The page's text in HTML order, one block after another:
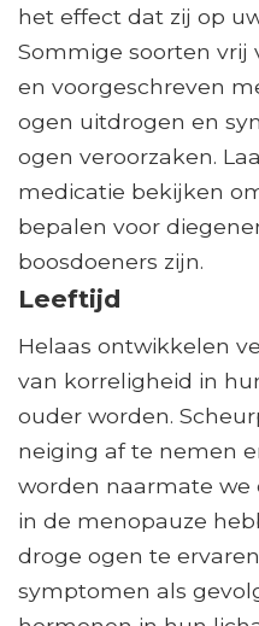
het effect dat zij op
Sommige soorten vrij
en voorgeschreven
ogen uitdrogen en
ogen veroorzaken.
medicatie bekijken
bepalen voor
boosdoeners zijn.
Leeftijd
Helaas ontwikkelen
van korreligheid in
ouder worden.
neiging af te nemen
worden naarmate we
in de menopauze
droge ogen te
symptomen als